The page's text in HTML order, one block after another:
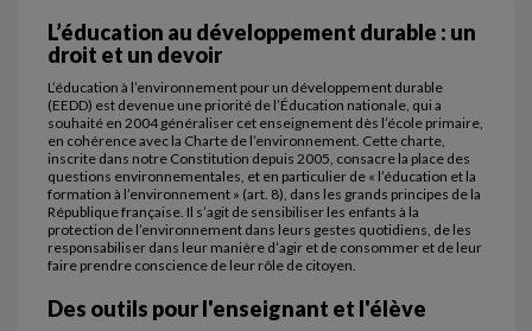
L’éducation au développement durable : un
droit et un devoir
L’éducation à l’environnement pour un développement durable
(EEDD) est devenue une priorité de l’Éducation nationale, qui a
souhaité en 2004 généraliser cet enseignement dès l’école primaire,
en cohérence avec la Charte de l’environnement. Cette charte,
inscrite dans notre Constitution depuis 2005, consacre la place des
questions environnementales, et en particulier de « l’éducation et la
formation à l’environnement » (art. 8), dans les grands principes de la
République française. Il s’agit de sensibiliser les enfants à la
protection de l’environnement dans leurs gestes quotidiens, de les
responsabiliser dans leur manière d’agir et de consommer et de leur
faire prendre conscience de leur rôle de citoyen.
Des outils pour l'enseignant et l'élève